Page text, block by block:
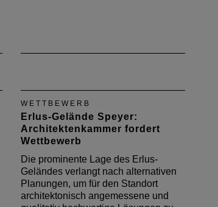
WETTBEWERB
Erlus-Gelände Speyer:
Architektenkammer fordert
Wettbewerb
Die prominente Lage des Erlus-
Geländes verlangt nach alternativen
Planungen, um für den Standort
architektonisch angemessene und